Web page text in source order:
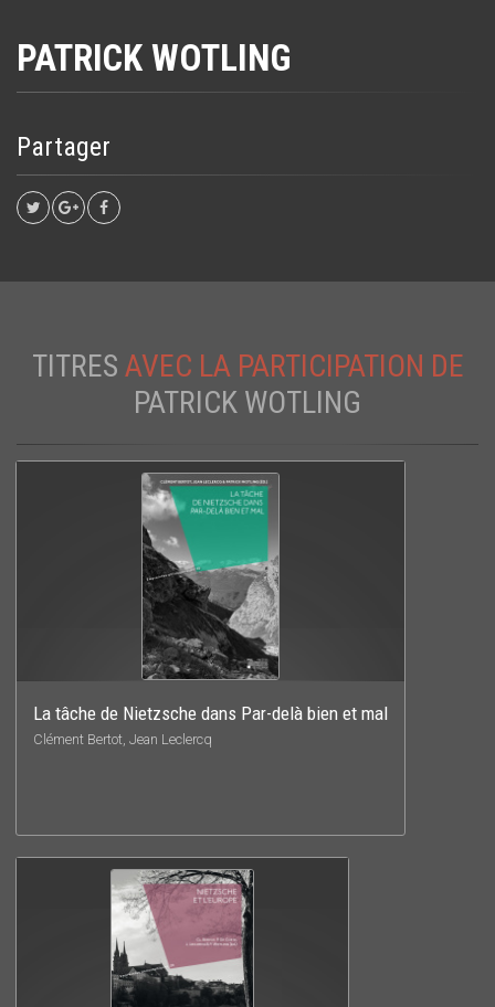
PATRICK WOTLING
Partager
TITRES AVEC LA PARTICIPATION DE
PATRICK WOTLING
La tâche de Nietzsche dans Par-delà bien et mal
Clément Bertot, Jean Leclercq